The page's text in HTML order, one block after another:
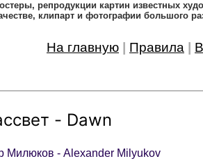
pепродукции картин известных
клипарт и фотографии большого
На главную Правила
- Dawn
Милюков - Alexander Milyukov